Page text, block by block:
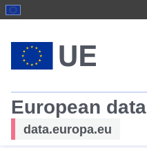
European data
data.europa.eu